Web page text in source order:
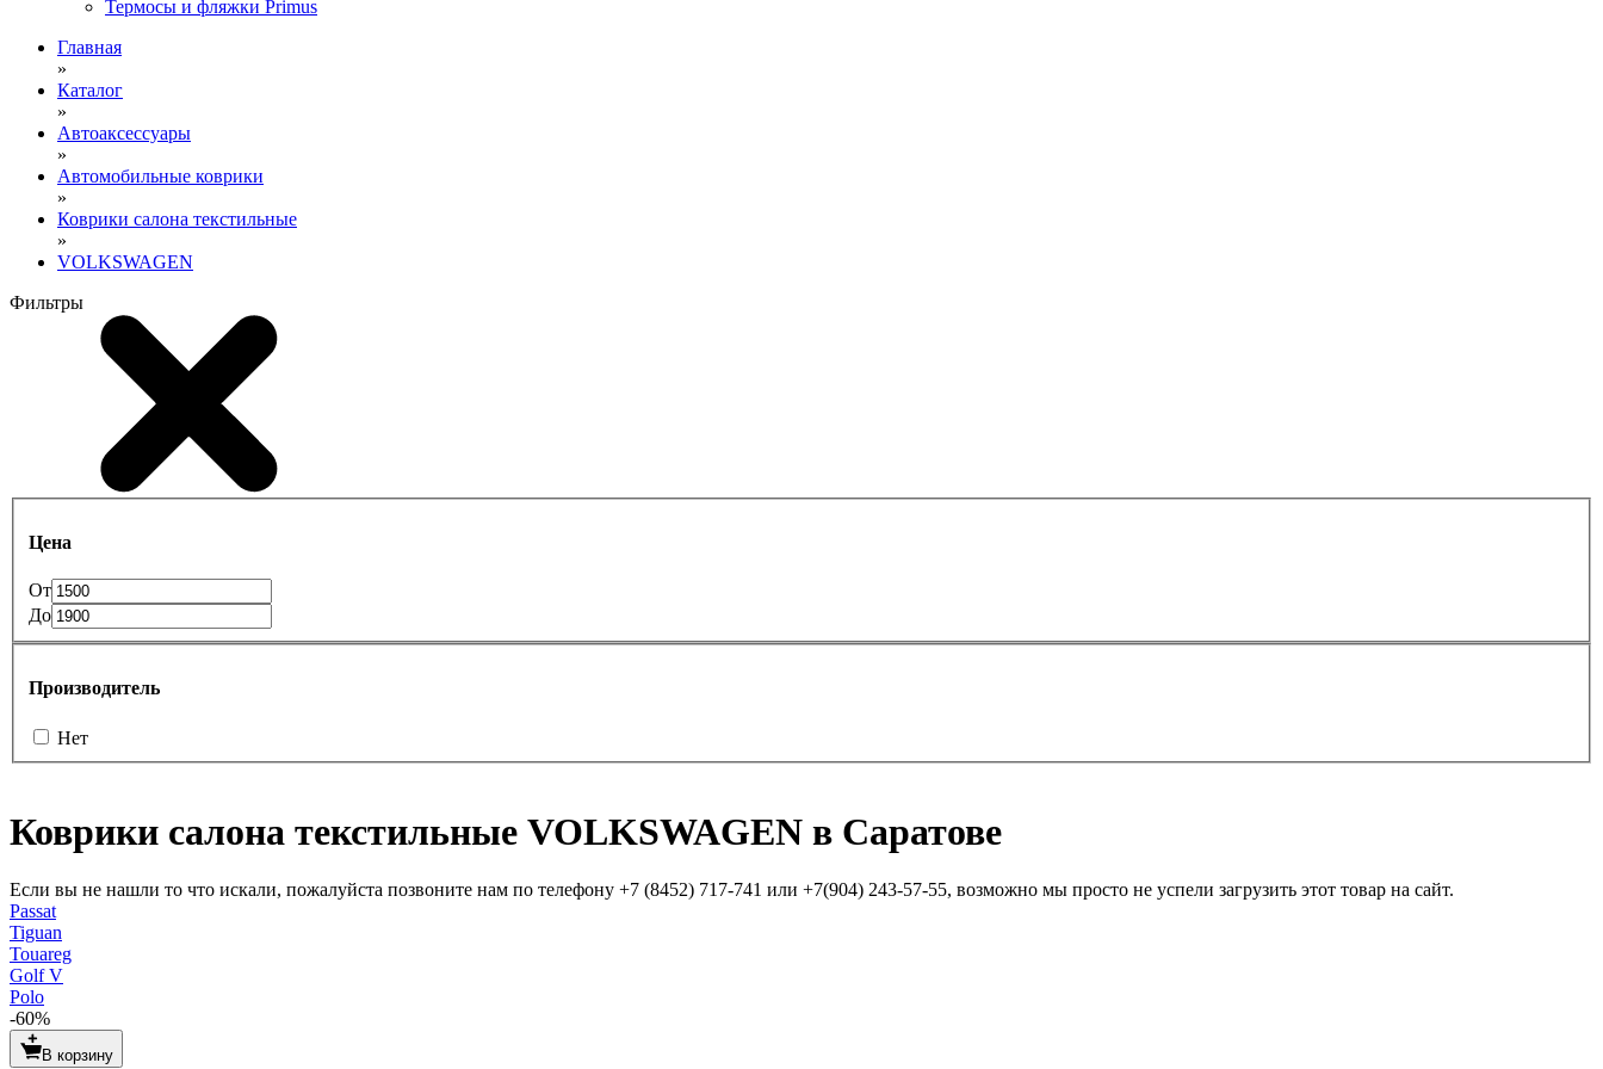
Термосы и фляжки Primus
Главная
»
Каталог
»
Автоаксессуары
»
Автомобильные коврики
»
Коврики салона текстильные
»
VOLKSWAGEN
Фильтры
Цена
От
До
Производитель
Нет
Коврики салона текстильные VOLKSWAGEN в Саратове
Если вы не нашли то что искали, пожалуйста позвоните нам по телефону +7 (8452) 717-741 или +7(904) 243-57-55, возможно мы просто не успели загрузить этот товар на сайт.
Passat
Tiguan
Touareg
Golf V
Polo
-60%
В корзину